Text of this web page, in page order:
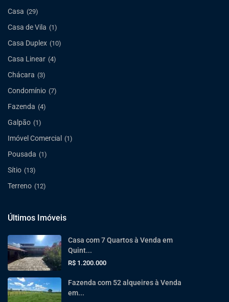
Casa (29)
Casa de Vila (1)
Casa Duplex (10)
Casa Linear (4)
Chácara (3)
Condomínio (7)
Fazenda (4)
Galpão (1)
Imóvel Comercial (1)
Pousada (1)
Sítio (13)
Terreno (12)
Últimos Imóveis
Casa com 7 Quartos à Venda em
Quint...
R$ 1.200.000
Fazenda com 52 alqueires à Venda
em...